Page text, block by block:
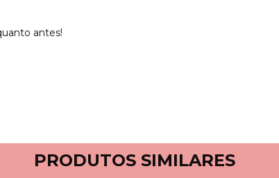
antes!
PRODUTOS SIMILARES